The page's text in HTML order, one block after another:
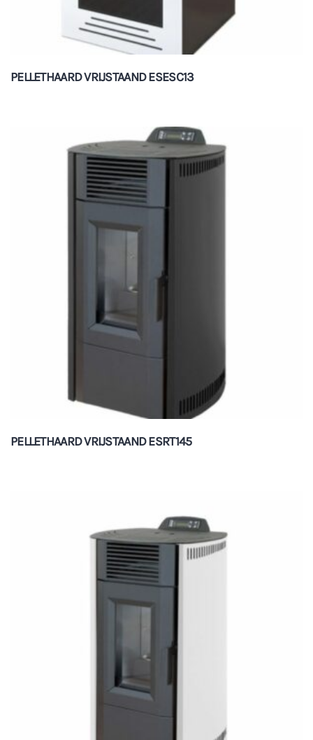
PELLETHAARD VRIJSTAAND ESESC13
PELLETHAARD VRIJSTAAND ESRT145